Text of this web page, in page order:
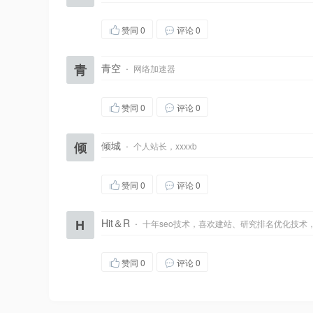
赞同 0 评论 0
青 青空 · 网络加速器
赞同 0 评论 0
倾 倾城 · 个人站长，xxxxb
赞同 0 评论 0
H Hit＆R · 十年seo技术，喜欢建站、研究排名优化技术
赞同 0 评论 0